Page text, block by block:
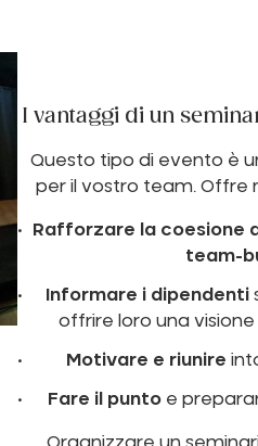
I vantaggi di un
Questo tipo di evento è
per il vostro team. Offre
Rafforzare la coesione
team-
Informare i dipendenti
offrire loro una
Motivare e riunire
Fare il puntoe